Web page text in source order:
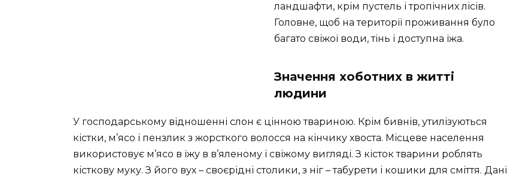
ландшафти, крім пустель і тропічних лісів.
Головне, щоб на території проживання було
багато свіжої води, тінь і доступна їжа.
Значення хоботних в житті
людини
У господарському відношенні слон є цінною твариною. Крім бивнів, утилізуються
кістки, м’ясо і пензлик з жорсткого волосся на кінчику хвоста. Місцеве населення
використовує м’ясо в їжу в в’яленому і свіжому вигляді. З кісток тварини роблять
кісткову муку. З його вух – своєрідні столики, з ніг – табурети і кошики для сміття. Дані